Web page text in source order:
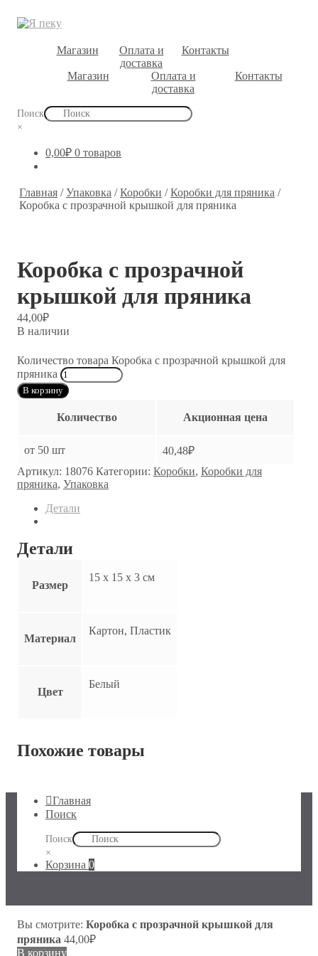
Магазин
Оплата и
доставка
Контакты
Магазин
Оплата и
доставка
Контакты
Поиск
×
0,00₽ 0 товаров
Главная /Упаковка /Коробки /Коробки для пряника /
Коробка с прозрачной крышкой для пряника
Коробка с прозрачной
крышкой для пряника
44,00₽
В наличии
Количество товара Коробка с прозрачной крышкой для
пряника
В корзину
Количество Акционная цена
от 50 шт 40,48₽
Артикул: 18076 Категории: Коробки, Коробки для
пряника, Упаковка
Детали
Детали
Размер
15 х 15 х 3 см
Материал
Картон, Пластик
Цвет
Белый
Похожие товары
Главная
Поиск
Поиск
×
Корзина 0
Вы смотрите: Коробка с прозрачной крышкой для
пряника 44,00₽
В корзину